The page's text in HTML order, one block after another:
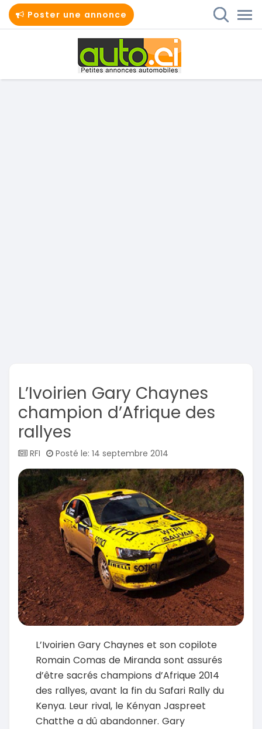
Poster une annonce
L’Ivoirien Gary Chaynes
champion d’Afrique des
rallyes
RFI Posté le: 14 septembre 2014
L’Ivoirien Gary Chaynes et son copilote
Romain Comas de Miranda sont assurés
d’être sacrés champions d’Afrique 2014
des rallyes, avant la fin du Safari Rally du
Kenya. Leur rival, le Kényan Jaspreet
Chatthe a dû abandonner. Gary